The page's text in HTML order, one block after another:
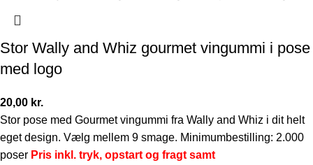
Stor Wally and Whiz gourmet vingummi i pose
med logo
20,00 kr.
Stor pose med Gourmet vingummi fra Wally and Whiz i dit helt
eget design. Vælg mellem 9 smage. Minimumbestilling: 2.000
poser Pris inkl. tryk, opstart og fragt samt